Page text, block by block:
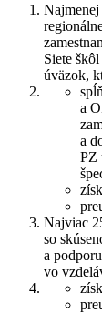
Siete
úväzok,
a
a
PZ
Najviac
so
a
vo